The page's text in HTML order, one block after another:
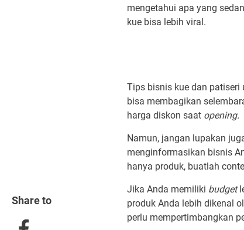
mengetahui apa yang
kue bisa lebih viral.
Tips bisnis kue dan
bisa membagikan
harga diskon saat opening.
Namun, jangan lupakan
menginformasikan bisnis
hanya produk, buatlah
Jika Anda memiliki budget
produk Anda lebih dikenal
perlu mempertimbangkan
Share to